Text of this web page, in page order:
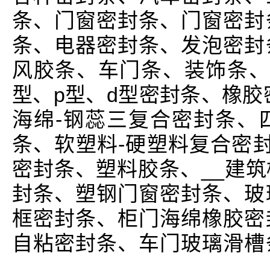
条、门窗密封条、门窗密
条、电器密封条、发泡密
风胶条、车门条、装饰条
型、p型、d型密封条、橡
海绵-钢蕊三复合密封条、
条、软塑料-硬塑料复合密
密封条、塑料胶条、__建
封条、塑钢门窗密封条、
框密封条、柜门海绵橡胶
自粘密封条、车门玻璃滑